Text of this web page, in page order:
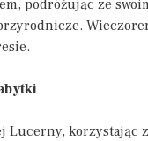
podróżując ze
korzystając